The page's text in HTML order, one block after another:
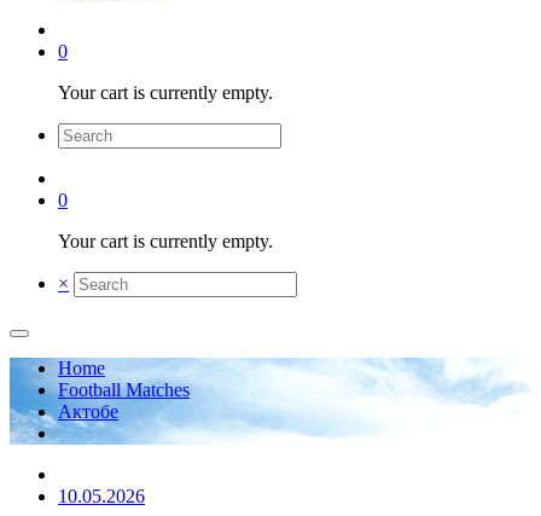
0
Your cart is currently empty.
0
Your cart is currently empty.
×
Home
Football Matches
Актобе
10.05.2026